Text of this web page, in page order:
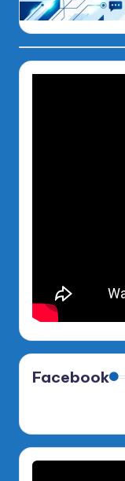
Facebook